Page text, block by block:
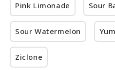
Pink Limonade Sour
Sour Watermelon
Ziclone